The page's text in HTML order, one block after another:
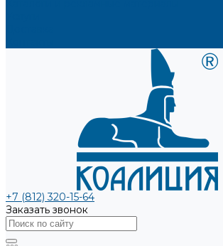
+7 (812) 320-15-64
Заказать звонок